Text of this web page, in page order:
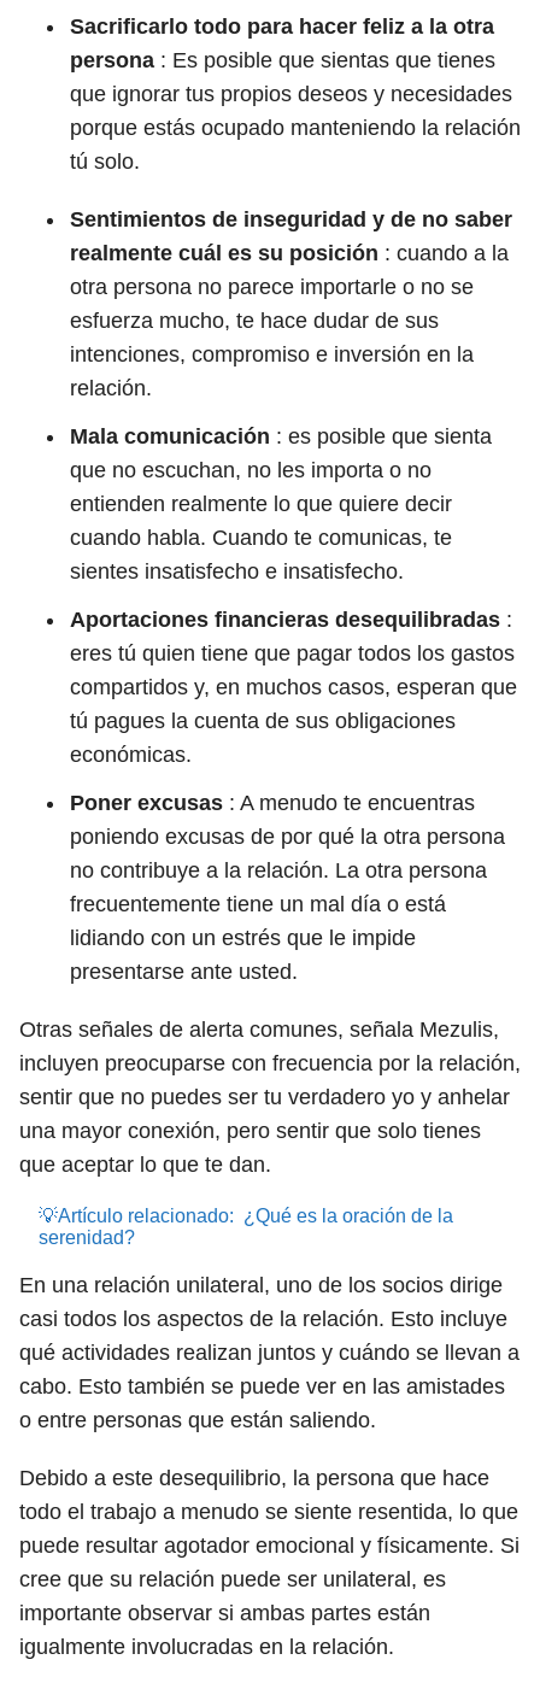
Sacrificarlo todo para hacer feliz a la otra
persona : Es posible que sientas que tienes
que ignorar tus propios deseos y necesidades
porque estás ocupado manteniendo la relación
tú solo.
Sentimientos de inseguridad y de no saber
realmente cuál es su posición : cuando a la
otra persona no parece importarle o no se
esfuerza mucho, te hace dudar de sus
intenciones, compromiso e inversión en la
relación.
Mala comunicación : es posible que sienta
que no escuchan, no les importa o no
entienden realmente lo que quiere decir
cuando habla. Cuando te comunicas, te
sientes insatisfecho e insatisfecho.
Aportaciones financieras desequilibradas :
eres tú quien tiene que pagar todos los gastos
compartidos y, en muchos casos, esperan que
tú pagues la cuenta de sus obligaciones
económicas.
Poner excusas : A menudo te encuentras
poniendo excusas de por qué la otra persona
no contribuye a la relación. La otra persona
frecuentemente tiene un mal día o está
lidiando con un estrés que le impide
presentarse ante usted.
Otras señales de alerta comunes, señala Mezulis,
incluyen preocuparse con frecuencia por la relación,
sentir que no puedes ser tu verdadero yo y anhelar
una mayor conexión, pero sentir que solo tienes
que aceptar lo que te dan.
💡Artículo relacionado: ¿Qué es la oración de la
serenidad?
En una relación unilateral, uno de los socios dirige
casi todos los aspectos de la relación. Esto incluye
qué actividades realizan juntos y cuándo se llevan a
cabo. Esto también se puede ver en las amistades
o entre personas que están saliendo.
Debido a este desequilibrio, la persona que hace
todo el trabajo a menudo se siente resentida, lo que
puede resultar agotador emocional y físicamente. Si
cree que su relación puede ser unilateral, es
importante observar si ambas partes están
igualmente involucradas en la relación.